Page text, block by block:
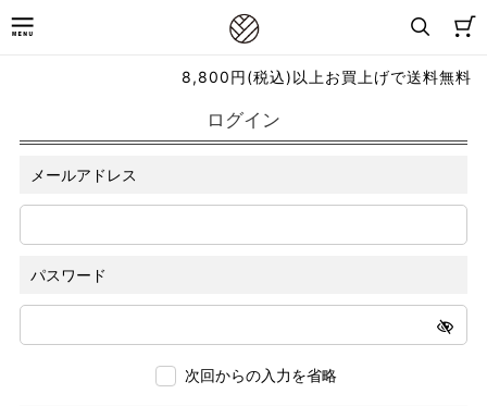
8,800円(税込)以上お買上げで送料無料
ログイン
メールアドレス
パスワード
次回からの入力を省略